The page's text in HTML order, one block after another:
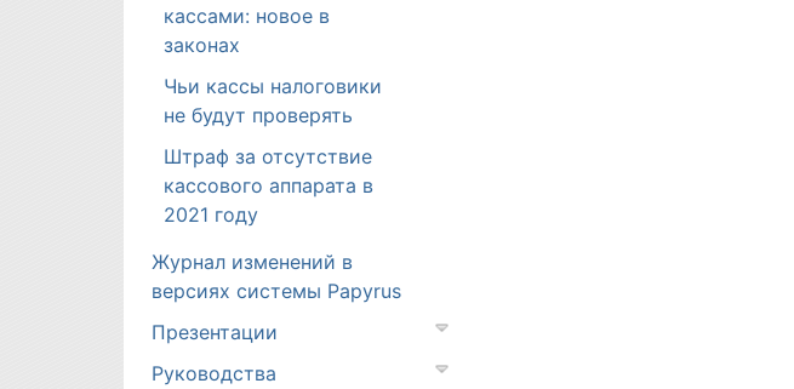
кассами: новое в
законах
Чьи кассы налоговики
не будут проверять
Штраф за отсутствие
кассового аппарата в
2021 году
Журнал изменений в
версиях системы Papyrus
Презентации
Руководства